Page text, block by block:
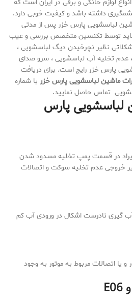
داشته باشد و کیفیت خوبی دارد.
لباسشویی پارس خزر پس از مدتی
و باید توسط تکنسین متخصص بررسی و عیب
نظیر نچرخیدن دیگ لباسشویی ،
عدم تخلیه آب لباسشویی ، سرو صدای
پارس خزر رایج است. برای دریافت
ماشین لباسشویی پارس خزر با شماره
تماس حاصل نمایید.
لباسشویی پارس
در قسمت پمپ تخلیه مسدود شدن
خروجی عدم تخلیه سوکت و اتصالات
گیری نادرست اشکال در ورودی آب کم
یا اتصالات مربوط به موتور به وجود